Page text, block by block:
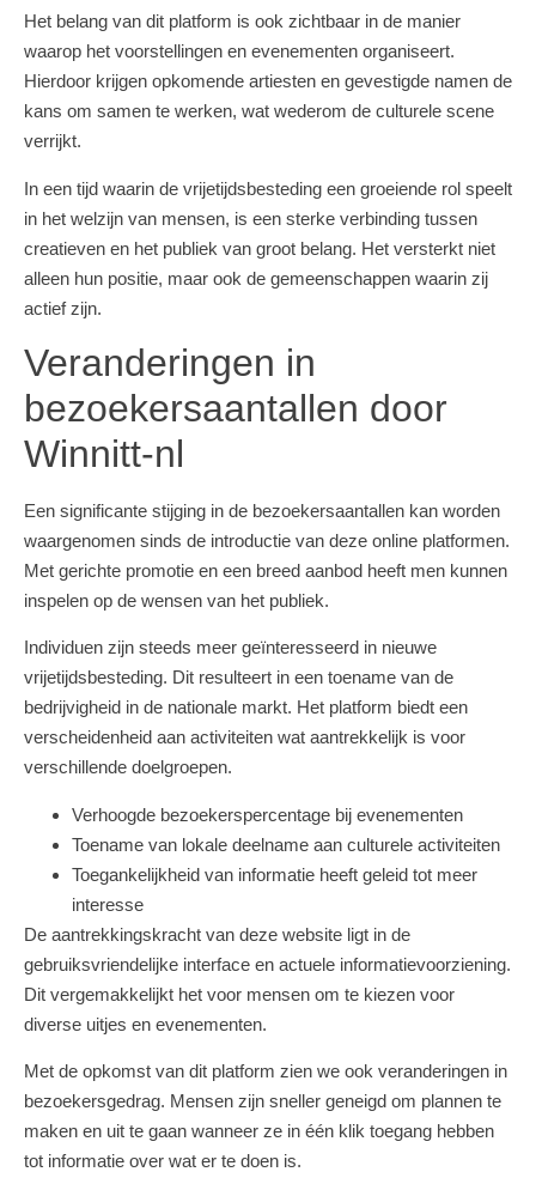
Het belang van dit platform is ook zichtbaar in de manier
waarop het voorstellingen en evenementen organiseert.
Hierdoor krijgen opkomende artiesten en gevestigde namen de
kans om samen te werken, wat wederom de culturele scene
verrijkt.
In een tijd waarin de vrijetijdsbesteding een groeiende rol speelt
in het welzijn van mensen, is een sterke verbinding tussen
creatieven en het publiek van groot belang. Het versterkt niet
alleen hun positie, maar ook de gemeenschappen waarin zij
actief zijn.
Veranderingen in
bezoekersaantallen door
Winnitt-nl
Een significante stijging in de bezoekersaantallen kan worden
waargenomen sinds de introductie van deze online platformen.
Met gerichte promotie en een breed aanbod heeft men kunnen
inspelen op de wensen van het publiek.
Individuen zijn steeds meer geïnteresseerd in nieuwe
vrijetijdsbesteding. Dit resulteert in een toename van de
bedrijvigheid in de nationale markt. Het platform biedt een
verscheidenheid aan activiteiten wat aantrekkelijk is voor
verschillende doelgroepen.
Verhoogde bezoekerspercentage bij evenementen
Toename van lokale deelname aan culturele activiteiten
Toegankelijkheid van informatie heeft geleid tot meer
interesse
De aantrekkingskracht van deze website ligt in de
gebruiksvriendelijke interface en actuele informatievoorziening.
Dit vergemakkelijkt het voor mensen om te kiezen voor
diverse uitjes en evenementen.
Met de opkomst van dit platform zien we ook veranderingen in
bezoekersgedrag. Mensen zijn sneller geneigd om plannen te
maken en uit te gaan wanneer ze in één klik toegang hebben
tot informatie over wat er te doen is.